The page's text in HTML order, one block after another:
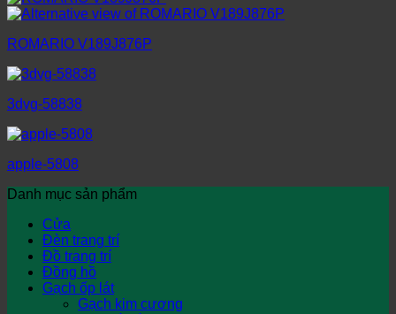
ROMARIO V189J876P
3dvg-58838
apple-5808
Danh mục sản phẩm
Cửa
Đèn trang trí
Đồ trang trí
Đồng hồ
Gạch ốp lát
Gạch kim cương